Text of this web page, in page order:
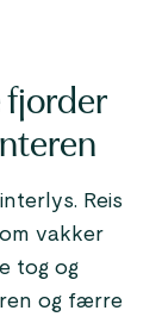
fjorder
Reis
vakker
tog og
og færre